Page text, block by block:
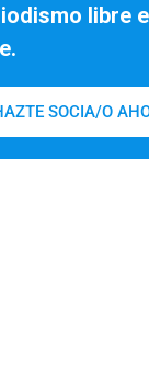
libre e
SOCIA/O